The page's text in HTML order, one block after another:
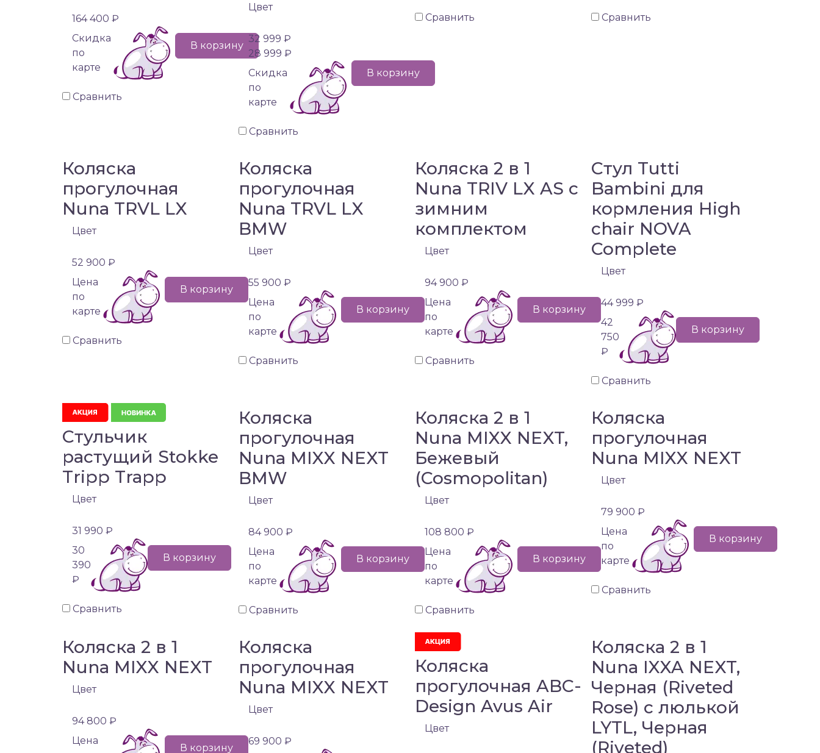
164 400 ₽
Cкидка
по
карте
В корзину
Сравнить
Цвет
32 999 ₽
28 999 ₽
Cкидка
по
карте
В корзину
Сравнить
Сравнить Сравнить
Коляска
прогулочная
Nuna TRVL LX
Цвет
52 900 ₽
Цена
по
карте
В корзину
Сравнить
Коляска
прогулочная
Nuna TRVL LX
BMW
Цвет
55 900 ₽
Цена
по
карте
В корзину
Сравнить
Коляска 2 в 1
Nuna TRIV LX AS с
зимним
комплектом
Цвет
94 900 ₽
Цена
по
карте
В корзину
Сравнить
Стул Tutti
Bambini для
кормления High
chair NOVA
Complete
Цвет
44 999 ₽
42
750
₽
В корзину
Сравнить
Стульчик
растущий Stokke
Tripp Trapp
Цвет
31 990 ₽
30
390
₽
В корзину
Сравнить
Коляска
прогулочная
Nuna MIXX NEXT
BMW
Цвет
84 900 ₽
Цена
по
карте
В корзину
Сравнить
Коляска 2 в 1
Nuna MIXX NEXT,
Бежевый
(Cosmopolitan)
Цвет
108 800 ₽
Цена
по
карте
В корзину
Сравнить
Коляска
прогулочная
Nuna MIXX NEXT
Цвет
79 900 ₽
Цена
по
карте
В корзину
Сравнить
Коляска 2 в 1
Nuna MIXX NEXT
Цвет
94 800 ₽
Цена
В корзину
Коляска
прогулочная
Nuna MIXX NEXT
Цвет
69 900 ₽
Коляска
прогулочная ABC-
Design Avus Air
Цвет
Коляска 2 в 1
Nuna IXXA NEXT,
Черная (Riveted
Rose) с люлькой
LYTL, Черная
(Riveted)